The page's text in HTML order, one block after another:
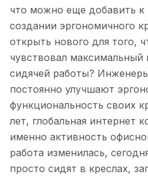
что можно еще добавить к
создании эргономичного
открыть нового для того,
чувствовал
сидячей работы?
постоянно улучшают
функциональность своих
лет, глобальная интернет
именно активность
работа изменилась,
просто сидят в креслах,